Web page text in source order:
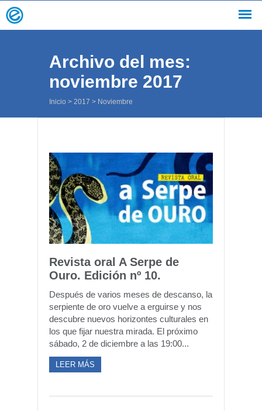
Archivo del mes:
noviembre 2017
Inicio > 2017 > Noviembre
Revista oral A Serpe de
Ouro. Edición nº 10.
Después de varios meses de descanso, la
serpiente de oro vuelve a erguirse y nos
descubre nuevos horizontes culturales en
los que fijar nuestra mirada. El próximo
sábado, 2 de diciembre a las 19:00...
LEER MÁS